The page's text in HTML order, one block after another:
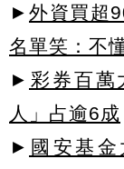
► 外資買超
名單笑：不
► 彩券百萬
人」占逾6成
► 國安基